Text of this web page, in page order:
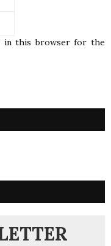
in this browser for the